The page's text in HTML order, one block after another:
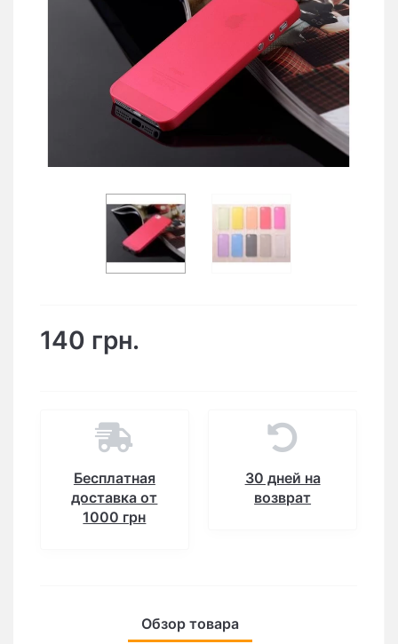
140 грн.
Бесплатная
доставка от
1000 грн
30 дней на
возврат
Обзор товара